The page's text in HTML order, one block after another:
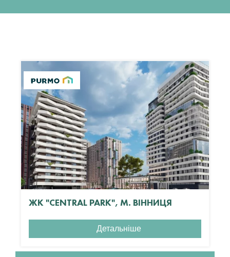
ЖК "CENTRAL PARK", М. ВІННИЦЯ
Детальніше